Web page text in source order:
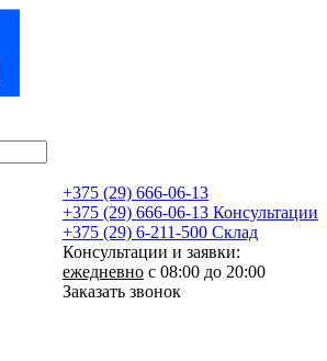
+375 (29) 666-06-13
+375 (29) 666-06-13 Консультации
+375 (29) 6-211-500 Склад
Консультации и заявки:
ежедневно с 08:00 до 20:00
Заказать звонок